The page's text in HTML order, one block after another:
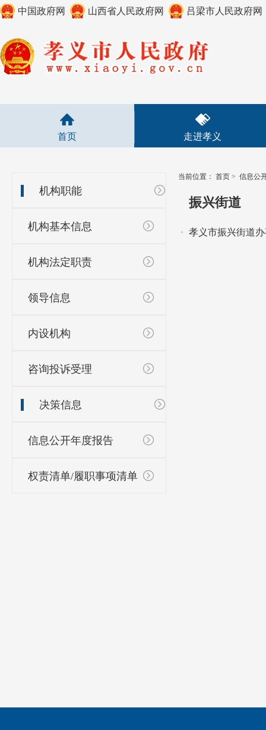
中国政府网 山西省人民政府网 吕梁市人民政府网
首页 走进孝义
机构职能
机构基本信息
机构法定职责
领导信息
内设机构
咨询投诉受理
决策信息
信息公开年度报告
权责清单/履职事项清单
当前位置： 首页 > 信息公
振兴街道
孝义市振兴街道